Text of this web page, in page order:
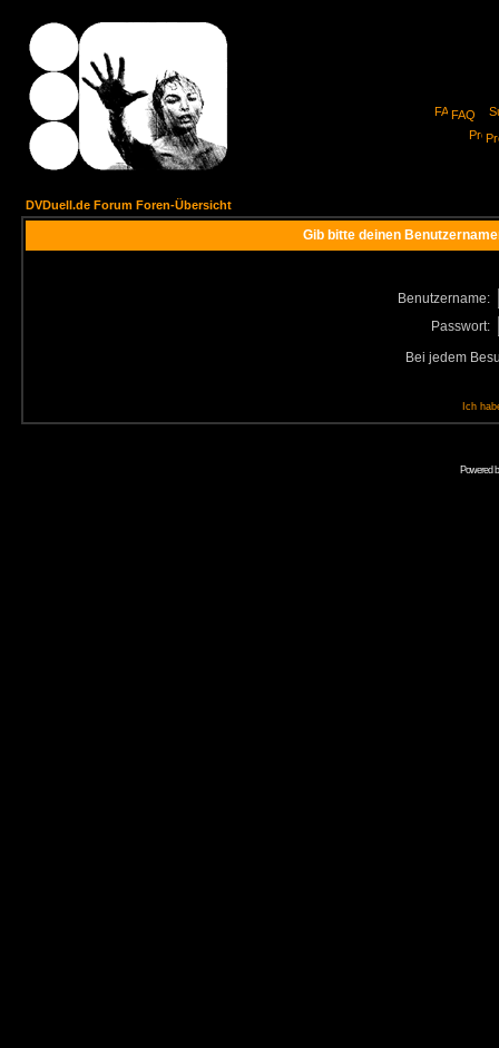
FAQ
DVDuell.de Forum Foren-Übersicht
Gib bitte deinen
Benutzername:
Passwort:
Bei jedem
Ich
Powered